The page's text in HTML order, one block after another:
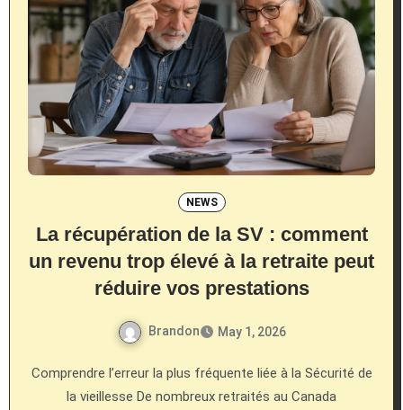
NEWS
La récupération de la SV : comment
un revenu trop élevé à la retraite peut
réduire vos prestations
Brandon May 1, 2026
Comprendre l’erreur la plus fréquente liée à la Sécurité de
la vieillesse De nombreux retraités au Canada